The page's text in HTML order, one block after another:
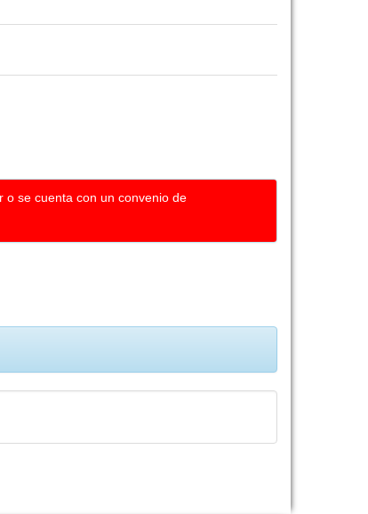
o se cuenta con un convenio de